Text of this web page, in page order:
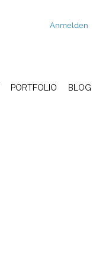
Anmelden
PORTFOLIO BLOG